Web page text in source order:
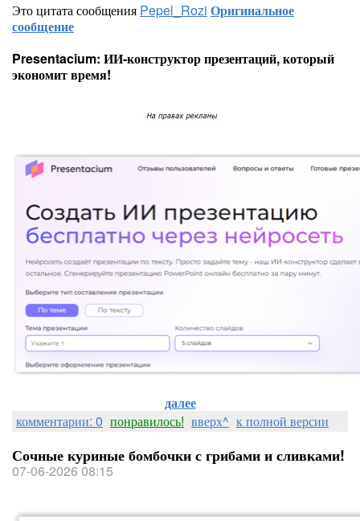
Это цитата сообщения Pepel_Rozi Оригинальное
сообщение
Presentacium: ИИ‑конструктор презентаций, который
экономит время!
далее
комментарии: 0 понравилось! вверх^ к полной версии
Сочные куриные бомбочки с грибами и сливками!
07-06-2026 08:15